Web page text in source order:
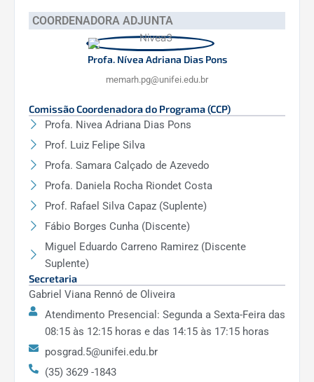
COORDENADORA ADJUNTA
Profa. Nívea Adriana Dias Pons
memarh.pg@unifei.edu.br
Comissão Coordenadora do Programa (CCP)
Profa. Nivea Adriana Dias Pons
Prof. Luiz Felipe Silva
Profa. Samara Calçado de Azevedo
Profa. Daniela Rocha Riondet Costa
Prof. Rafael Silva Capaz (Suplente)
Fábio Borges Cunha (Discente)
Miguel Eduardo Carreno Ramirez (Discente
Suplente)
Secretaria
Gabriel Viana Rennó de Oliveira
Atendimento Presencial: Segunda a Sexta-Feira das
08:15 às 12:15 horas e das 14:15 às 17:15 horas
posgrad.5@unifei.edu.br
(35) 3629 -1843